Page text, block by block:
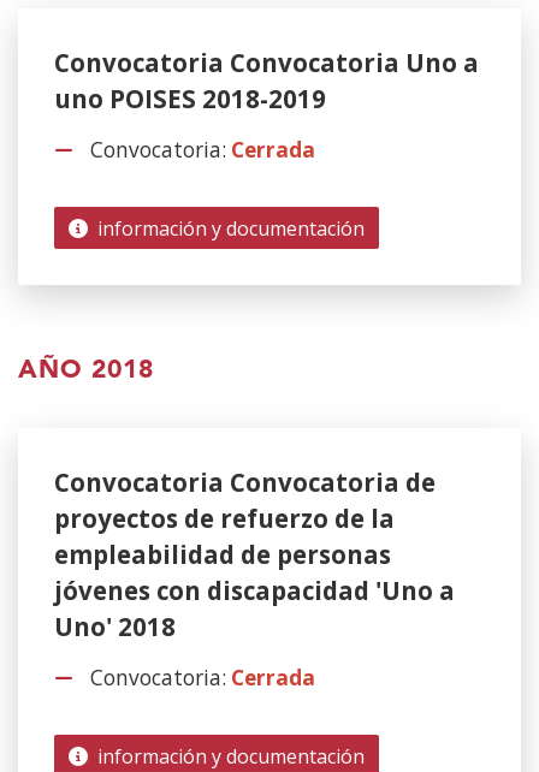
Convocatoria Convocatoria Uno a
uno POISES 2018-2019
Convocatoria: Cerrada
información y documentación
AÑO 2018
Convocatoria Convocatoria de
proyectos de refuerzo de la
empleabilidad de personas
jóvenes con discapacidad 'Uno a
Uno' 2018
Convocatoria: Cerrada
información y documentación